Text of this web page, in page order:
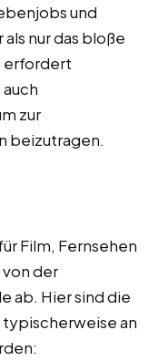
und
nur das bloße
erfordert
zur
beizutragen.
Film, Fernsehen
von der
ab. Hier sind die
an